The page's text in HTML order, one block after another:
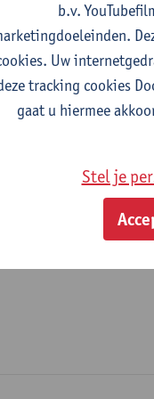
Departement
Statuut & functies
Bijzonder
academisch
b.v.
Uw
tracking cookies
gaat u hiermee
Stel je